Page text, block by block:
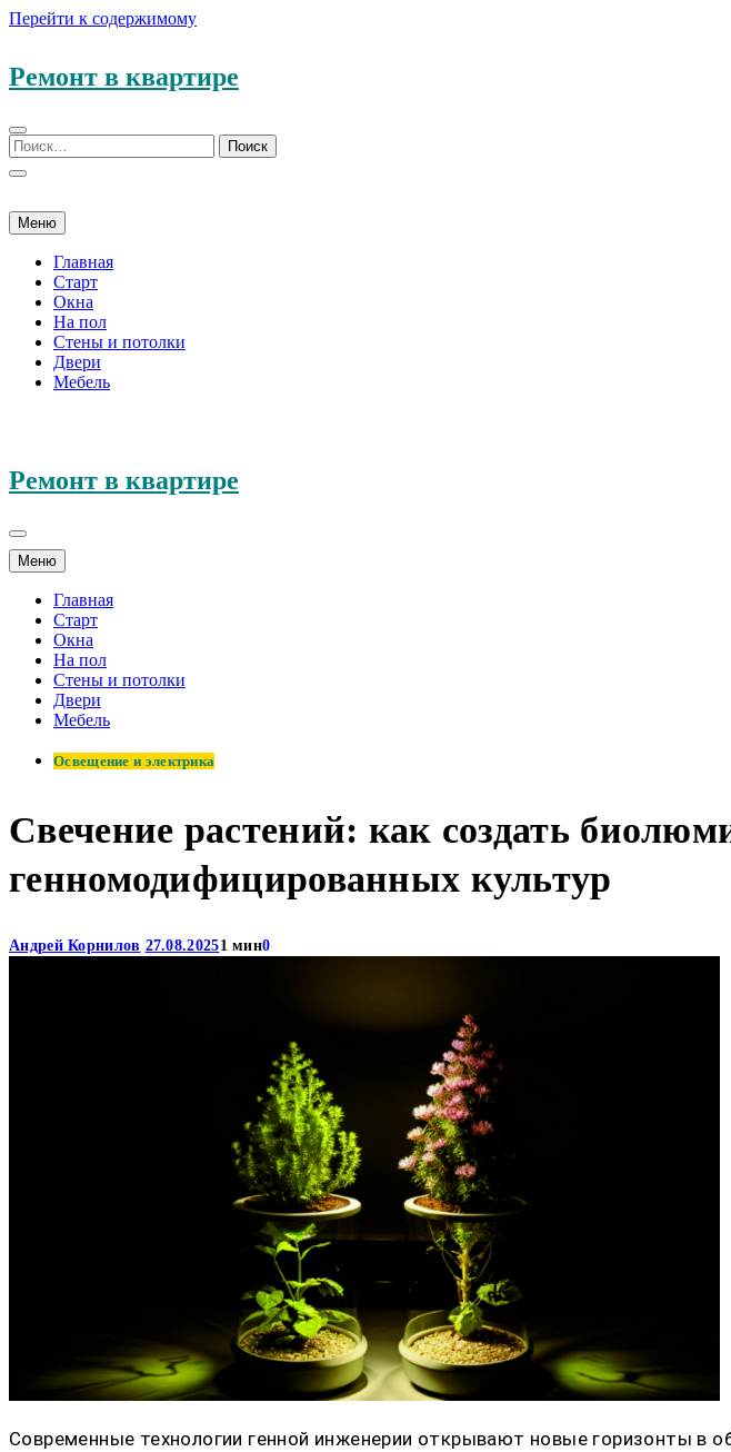
Перейти к содержимому
Ремонт в квартире
Меню
Главная
Старт
Окна
На пол
Стены и потолки
Двери
Мебель
Ремонт в квартире
Меню
Главная
Старт
Окна
На пол
Стены и потолки
Двери
Мебель
Освещение и электрика
Свечение растений: как создать
генномодифицированных культур
Андрей Корнилов 27.08.20251 мин0
Современные технологии генной инженерии открывают новые горизонты в